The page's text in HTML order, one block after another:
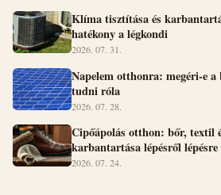
Klíma tisztítása és
hatékony a légkondi
2026. 07. 31.
Napelem otthonra: megéri-e a
tudni róla
2026. 07. 28.
Cipőápolás otthon: bőr, textil
karbantartása lépésről lépésre
2026. 07. 24.